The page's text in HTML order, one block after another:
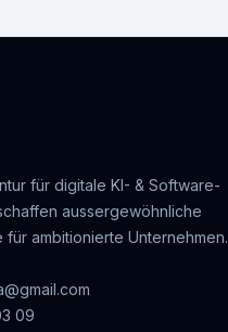
für digitale KI- & Software-
aussergewöhnliche
für ambitionierte Unternehmen.
09